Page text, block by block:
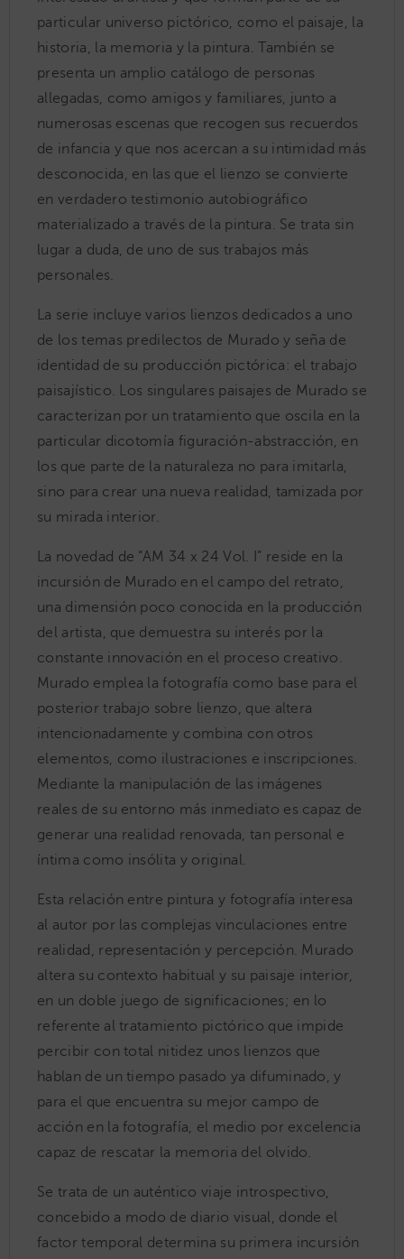
particular universo pictórico, como el paisaje, la
historia, la memoria y la pintura. También se
presenta un amplio catálogo de personas
allegadas, como amigos y familiares, junto a
numerosas escenas que recogen sus recuerdos
de infancia y que nos acercan a su intimidad más
desconocida, en las que el lienzo se convierte
en verdadero testimonio autobiográfico
materializado a través de la pintura. Se trata sin
lugar a duda, de uno de sus trabajos más
personales.
La serie incluye varios lienzos dedicados a uno
de los temas predilectos de Murado y seña de
identidad de su producción pictórica: el trabajo
paisajístico. Los singulares paisajes de Murado se
caracterizan por un tratamiento que oscila en la
particular dicotomía figuración-abstracción, en
los que parte de la naturaleza no para imitarla,
sino para crear una nueva realidad, tamizada por
su mirada interior.
La novedad de “AM 34 x 24 Vol. I” reside en la
incursión de Murado en el campo del retrato,
una dimensión poco conocida en la producción
del artista, que demuestra su interés por la
constante innovación en el proceso creativo.
Murado emplea la fotografía como base para el
posterior trabajo sobre lienzo, que altera
intencionadamente y combina con otros
elementos, como ilustraciones e inscripciones.
Mediante la manipulación de las imágenes
reales de su entorno más inmediato es capaz de
generar una realidad renovada, tan personal e
íntima como insólita y original.
Esta relación entre pintura y fotografía interesa
al autor por las complejas vinculaciones entre
realidad, representación y percepción. Murado
altera su contexto habitual y su paisaje interior,
en un doble juego de significaciones; en lo
referente al tratamiento pictórico que impide
percibir con total nitidez unos lienzos que
hablan de un tiempo pasado ya difuminado, y
para el que encuentra su mejor campo de
acción en la fotografía, el medio por excelencia
capaz de rescatar la memoria del olvido.
Se trata de un auténtico viaje introspectivo,
concebido a modo de diario visual, donde el
factor temporal determina su primera incursión